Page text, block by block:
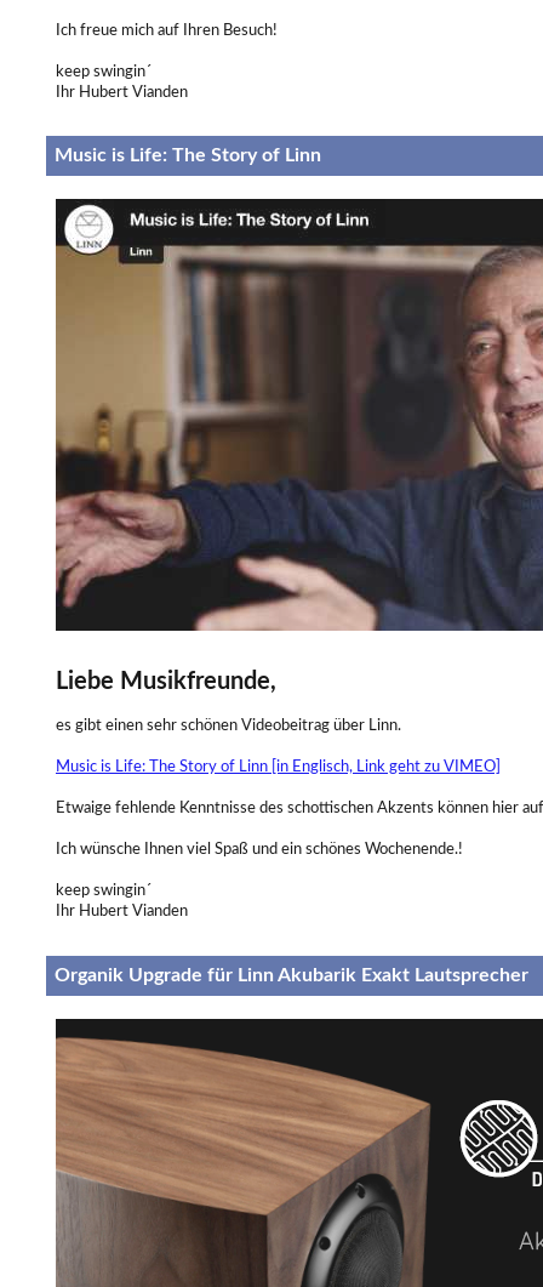
Ich freue mich auf Ihren Besuch!
keep swingin´
Ihr Hubert Vianden
Music is Life: The Story of Linn
Liebe Musikfreunde,
es gibt einen sehr schönen Videobeitrag über Linn.
Music is Life: The Story of Linn [in Englisch, Link geht zu VIMEO]
Etwaige fehlende Kenntnisse des schottischen Akzents können hier
Ich wünsche Ihnen viel Spaß und ein schönes Wochenende.!
keep swingin´
Ihr Hubert Vianden
Organik Upgrade für Linn Akubarik Exakt Lautsprecher